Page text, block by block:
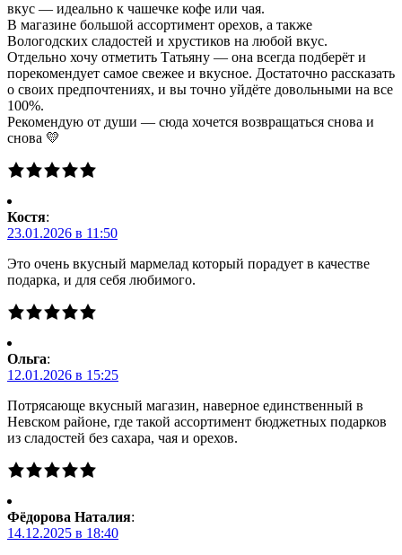
вкус — идеально к чашечке кофе или чая.
В магазине большой ассортимент орехов, а также
Вологодских сладостей и хрустиков на любой вкус.
Отдельно хочу отметить Татьяну — она всегда подберёт и
порекомендует самое свежее и вкусное. Достаточно рассказать
о своих предпочтениях, и вы точно уйдёте довольными на все
100%.
Рекомендую от души — сюда хочется возвращаться снова и
снова 💛
Костя:
23.01.2026 в 11:50
Это очень вкусный мармелад который порадует в качестве
подарка, и для себя любимого.
Ольга:
12.01.2026 в 15:25
Потрясающе вкусный магазин, наверное единственный в
Невском районе, где такой ассортимент бюджетных подарков
из сладостей без сахара, чая и орехов.
Фёдорова Наталия:
14.12.2025 в 18:40